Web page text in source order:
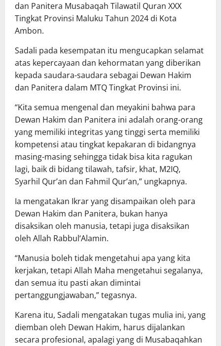
dan Panitera Musabaqah Tilawatil Quran XXX
Tingkat Provinsi Maluku Tahun 2024 di Kota
Ambon.
Sadali pada kesempatan itu mengucapkan selamat
atas kepercayaan dan kehormatan yang diberikan
kepada saudara-saudara sebagai Dewan Hakim
dan Panitera dalam MTQ Tingkat Provinsi ini.
“Kita semua mengenal dan meyakini bahwa para
Dewan Hakim dan Panitera ini adalah orang-orang
yang memiliki integritas yang tinggi serta memiliki
kompetensi atau tingkat kepakaran di bidangnya
masing-masing sehingga tidak bisa kita ragukan
lagi, baik di bidang tilawah, tafsir, khat, M2IQ,
Syarhil Qur’an dan Fahmil Qur’an,” ungkapnya.
Ia mengatakan Ikrar yang disampaikan oleh para
Dewan Hakim dan Panitera, bukan hanya
disaksikan oleh manusia, tetapi juga disaksikan
oleh Allah Rabbul‘Alamin.
“Manusia boleh tidak mengetahui apa yang kita
kerjakan, tetapi Allah Maha mengetahui segalanya,
dan semua itu pasti akan dimintai
pertanggungjawaban,” tegasnya.
Karena itu, Sadali mengatakan tugas mulia ini, yang
diemban oleh Dewan Hakim, harus dijalankan
secara profesional, apalagi yang di Musabaqahkan